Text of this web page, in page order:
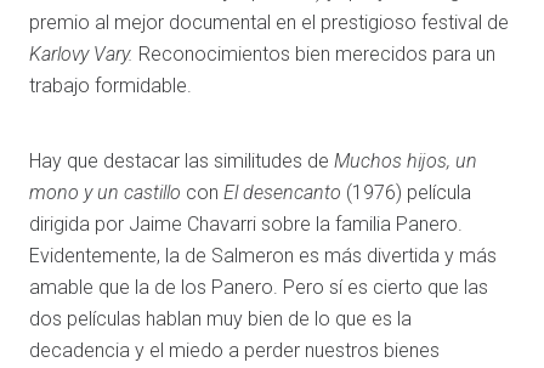
premio al mejor documental en el prestigioso festival de
Karlovy Vary. Reconocimientos bien merecidos para un
trabajo formidable.
Hay que destacar las similitudes de Muchos hijos, un
mono y un castillo con El desencanto (1976) película
dirigida por Jaime Chavarri sobre la familia Panero.
Evidentemente, la de Salmeron es más divertida y más
amable que la de los Panero. Pero sí es cierto que las
dos películas hablan muy bien de lo que es la
decadencia y el miedo a perder nuestros bienes